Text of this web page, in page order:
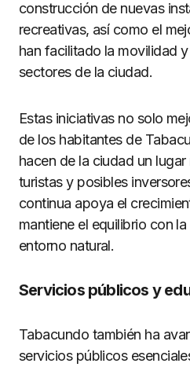
construcción de nuevas
recreativas, así como el
han facilitado la movilidad
sectores de la ciudad.
Estas iniciativas no solo
de los habitantes de
hacen de la ciudad un
turistas y posibles
continua apoya el
mantiene el equilibrio con
entorno natural.
Servicios públicos y
Tabacundo también ha
servicios públicos